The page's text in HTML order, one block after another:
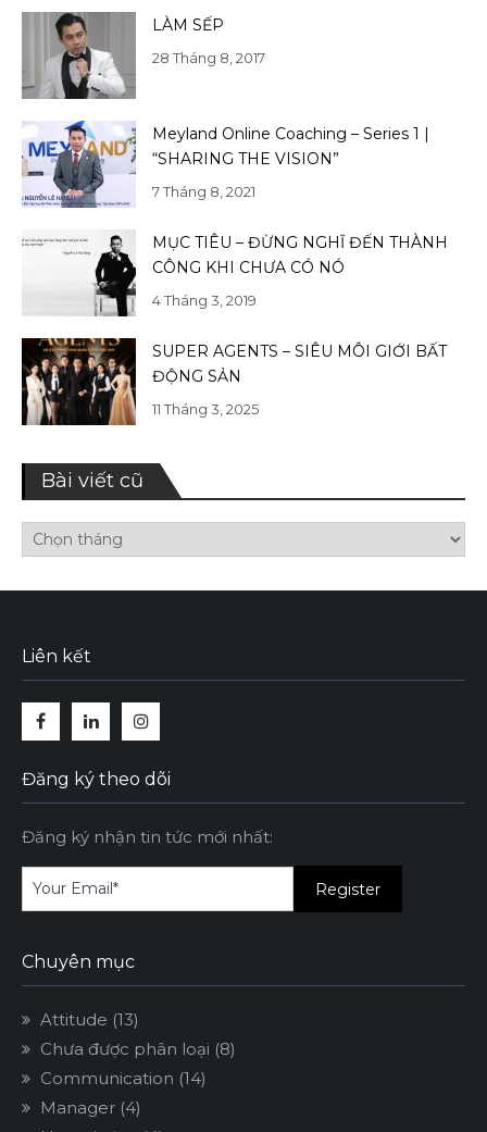
LÀM SẾP
28 Tháng 8, 2017
Meyland Online Coaching – Series 1 |
“SHARING THE VISION”
7 Tháng 8, 2021
MỤC TIÊU – ĐỪNG NGHĨ ĐẾN THÀNH
CÔNG KHI CHƯA CÓ NÓ
4 Tháng 3, 2019
SUPER AGENTS – SIÊU MÔI GIỚI BẤT
ĐỘNG SẢN
11 Tháng 3, 2025
Bài viết cũ
Bài
viết
Liên kết
Đăng ký theo dõi
Đăng ký nhận tin tức mới nhất:
Chuyên mục
Attitude (13)
Chưa được phân loại (8)
Communication (14)
Manager (4)